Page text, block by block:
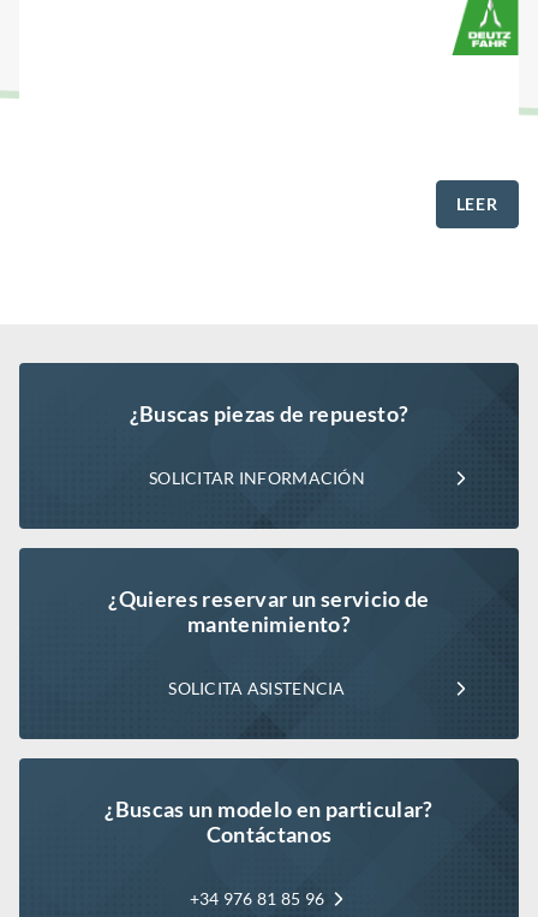
LEER
¿Buscas piezas de repuesto?
SOLICITAR INFORMACIÓN
¿Quieres reservar un servicio de
mantenimiento?
SOLICITA ASISTENCIA
¿Buscas un modelo en particular?
Contáctanos
+34 976 81 85 96